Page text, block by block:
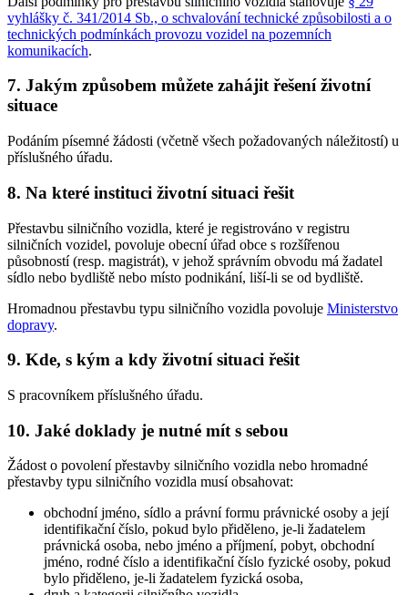
vyhlášky č. 341/2014 Sb., o schvalování technické způsobilosti a o
technických podmínkách provozu vozidel na pozemních
komunikacích.
7. Jakým způsobem můžete zahájit řešení životní
situace
Podáním písemné žádosti (včetně všech požadovaných náležitostí) u
příslušného úřadu.
8. Na které instituci životní situaci řešit
Přestavbu silničního vozidla, které je registrováno v registru
silničních vozidel, povoluje obecní úřad obce s rozšířenou
působností (resp. magistrát), v jehož správním obvodu má žadatel
sídlo nebo bydliště nebo místo podnikání, liší-li se od bydliště.
Hromadnou přestavbu typu silničního vozidla povoluje Ministerstvo
dopravy.
9. Kde, s kým a kdy životní situaci řešit
S pracovníkem příslušného úřadu.
10. Jaké doklady je nutné mít s sebou
Žádost o povolení přestavby silničního vozidla nebo hromadné
přestavby typu silničního vozidla musí obsahovat:
obchodní jméno, sídlo a právní formu právnické osoby a její
identifikační číslo, pokud bylo přiděleno, je-li žadatelem
právnická osoba, nebo jméno a příjmení, pobyt, obchodní
jméno, rodné číslo a identifikační číslo fyzické osoby, pokud
bylo přiděleno, je-li žadatelem fyzická osoba,